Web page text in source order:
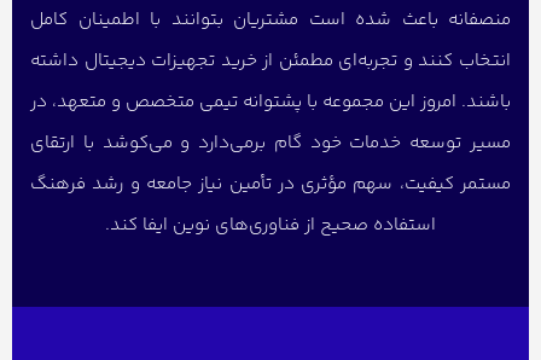
منصفانه باعث شده است مشتریان بتوانند با اطمینان کامل
انتخاب کنند و تجربه‌ای مطمئن از خرید تجهیزات دیجیتال داشته
باشند. امروز این مجموعه با پشتوانه تیمی متخصص و متعهد، در
مسیر توسعه خدمات خود گام برمی‌دارد و می‌کوشد با ارتقای
مستمر کیفیت، سهم مؤثری در تأمین نیاز جامعه و رشد فرهنگ
استفاده صحیح از فناوری‌های نوین ایفا کند.